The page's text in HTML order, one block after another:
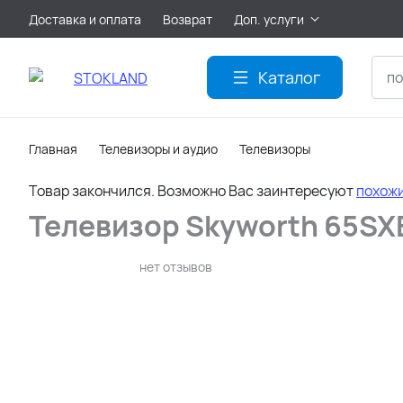
Доставка и оплата Возврат Доп. услуги
Каталог
Главная Телевизоры и аудио Телевизоры
Товар закончился. Возможно Вас заинтересуют
Телевизор Skyworth
нет отзывов